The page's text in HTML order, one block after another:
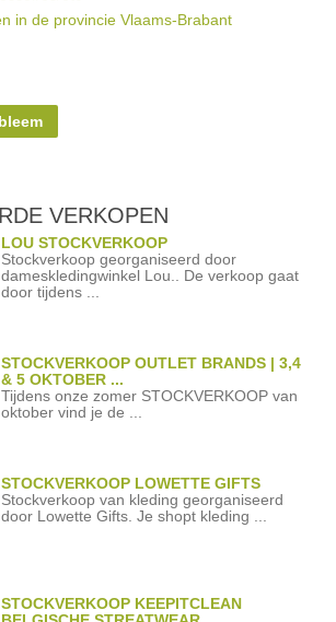
in de provincie Vlaams-Brabant
VERKOPEN
LOU STOCKVERKOOP
Stockverkoop georganiseerd door
dameskledingwinkel Lou.. De verkoop gaat
door tijdens ...
STOCKVERKOOP OUTLET BRANDS | 3,4
& 5 OKTOBER ...
Tijdens onze zomer STOCKVERKOOP van
oktober vind je de ...
STOCKVERKOOP LOWETTE GIFTS
Stockverkoop van kleding georganiseerd
door Lowette Gifts. Je shopt kleding ...
STOCKVERKOOP KEEPITCLEAN